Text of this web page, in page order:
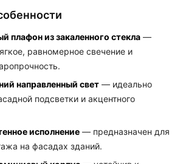
плафон из закаленного стекла —
равномерное свечение и
направленный свет — идеально
подсветки и акцентного
исполнение — предназначен для
на фасадах зданий.